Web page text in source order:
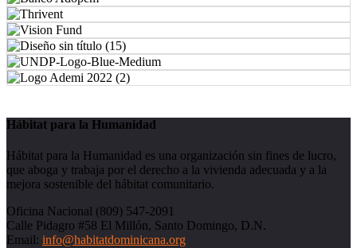
Hábitat para la Humanidad
Hábitat para la Humanidad es una organización sin fines de lucro,
que aboga y trabaja por el derecho a la vivienda adecuada y a la
mejora sostenible del hábitat comunitario.
Oficina Nacional (809) 547-2091
Calle Pidagro #58 El Millón, Santo Domingo, D.N.
Email: info@habitatdominicana.org